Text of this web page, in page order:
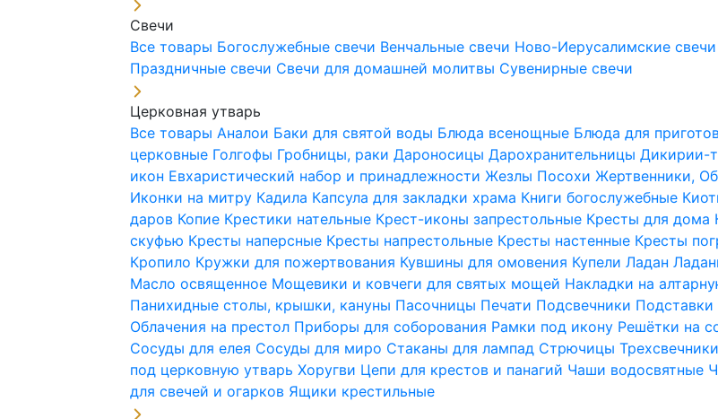
Свечи
Все товары Богослужебные свечи Венчальные свечи Ново-Иерусалимские свечи
Праздничные свечи Свечи для домашней молитвы Сувенирные свечи
Церковная утварь
Все товарыАналои Баки для святой воды Блюда всенощные Блюда для
церковные Голгофы Гробницы, ракиДароносицыДарохранительницыДикирии-
икон Евхаристический набор и принадлежностиЖезлы ПосохиЖертвенники,
Иконки на митру Кадила Капсула для закладки храма Книги богослужебные
даров Копие Крестики нательные Крест-иконы запрестольные Кресты для дома
скуфью Кресты наперсные Кресты напрестольные Кресты настенные Кресты
Кропило Кружки для пожертвования Кувшины для омовения КупелиЛадан
Масло освященное Мощевики и ковчеги для святых мощей Накладки на
Панихидные столы, крышки, кануны Пасочницы Печати Подсвечники Подставки
Облачения на престол Приборы для соборования Рамки под икону Решётки на
Сосуды для елея Сосуды для миро Стаканы для лампад Стрючицы
под церковную утварьХоругви Цепи для крестов и панагий Чаши водосвятные
для свечей и огарков Ящики крестильные